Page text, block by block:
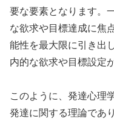
要な要素となります。
な欲求や目標達成に焦
能性を最大限に引き出
内的な欲求や目標設定
このように、発達心理
発達に関する理論であ